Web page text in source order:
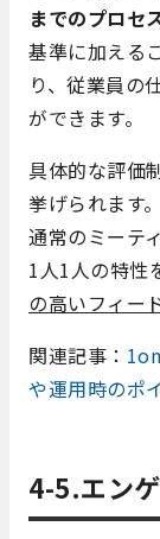
までのプロセ
基準に加える
り、従業員の
ができます。
具体的な評価
挙げられます
通常のミーテ
1人1人の特性
の高いフィー
関連記事：
や運用時のポ
4-5.エン